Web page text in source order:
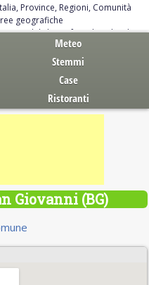
Province, Regioni, Comunità
geografiche
moduli, leggi, free download
Meteo
Stemmi
Case
Ristoranti
Giovanni (BG)